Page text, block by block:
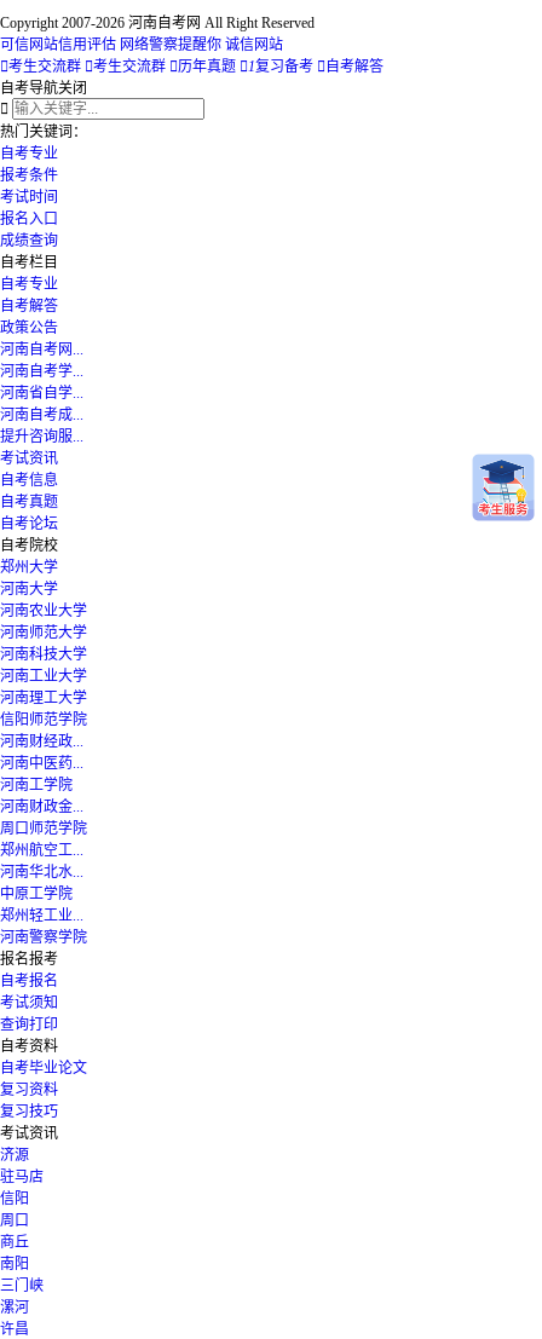
Copyright 2007-2026 河南自考网 All Right Reserved
可信网站信用评估 网络警察提醒你 诚信网站
考生交流群 考生交流群 历年真题 1复习备考  自考解答
自考导航关闭

热门关键词：
自考专业
报考条件
考试时间
报名入口
成绩查询
自考栏目
自考专业
自考解答
政策公告
河南自考网...
河南自考学...
河南省自学...
河南自考成...
提升咨询服...
考试资讯
自考信息
自考真题
自考论坛
自考院校
郑州大学
河南大学
河南农业大学
河南师范大学
河南科技大学
河南工业大学
河南理工大学
信阳师范学院
河南财经政...
河南中医药...
河南工学院
河南财政金...
周口师范学院
郑州航空工...
河南华北水...
中原工学院
郑州轻工业...
河南警察学院
报名报考
自考报名
考试须知
查询打印
自考资料
自考毕业论文
复习资料
复习技巧
考试资讯
济源
驻马店
信阳
周口
商丘
南阳
三门峡
漯河
许昌